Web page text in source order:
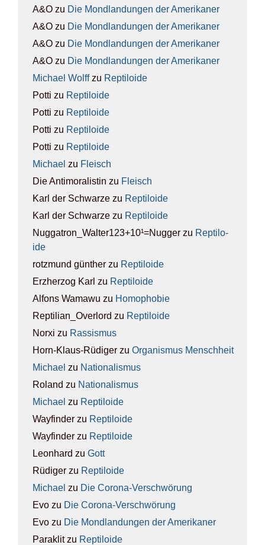
A&O zu Die Mond­lan­dun­gen der Ame­ri­ka­ner
A&O zu Die Mond­lan­dun­gen der Ame­ri­ka­ner
A&O zu Die Mond­lan­dun­gen der Ame­ri­ka­ner
A&O zu Die Mond­lan­dun­gen der Ame­ri­ka­ner
Michael Wolffzu Rep­ti­lo­ide
Potti zu Rep­ti­lo­ide
Potti zu Rep­ti­lo­ide
Potti zu Rep­ti­lo­ide
Potti zu Rep­ti­lo­ide
Michael zu Fleisch
Die Antimoralistin zu Fleisch
Karl der Schwarze zu Rep­ti­lo­ide
Karl der Schwarze zu Rep­ti­lo­ide
Nuggatron_Walter123+10¹=Nugger zu Rep­ti­lo­
ide
rotzmund günther zu Rep­ti­lo­ide
Erzherzog Karl zu Rep­ti­lo­ide
Alfons Wamawu zu Homo­pho­bie
Reptilian_Overlord zu Rep­ti­lo­ide
Norxi zu Ras­sis­mus
Horn-Klaus-Rüdiger zu Orga­nis­mus Mensch­heit
Michael zu Natio­na­lis­mus
Roland zu Natio­na­lis­mus
Michael zu Rep­ti­lo­ide
Wayfinder zu Rep­ti­lo­ide
Wayfinder zu Rep­ti­lo­ide
Leonhard zu Gott
Rüdiger zu Rep­ti­lo­ide
Michael zu Die Coro­na-Ver­schwö­rung
Evo zu Die Coro­na-Ver­schwö­rung
Evo zu Die Mond­lan­dun­gen der Ame­ri­ka­ner
Paraklitzu Rep­ti­lo­ide